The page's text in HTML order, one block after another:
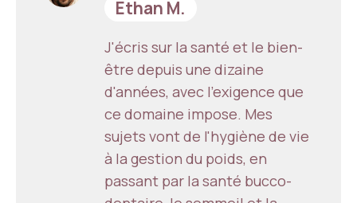
Ethan M.
J'écris sur la santé et le bien-
être depuis une dizaine
d'années, avec l'exigence que
ce domaine impose. Mes
sujets vont de l'hygiène de vie
à la gestion du poids, en
passant par la santé bucco-